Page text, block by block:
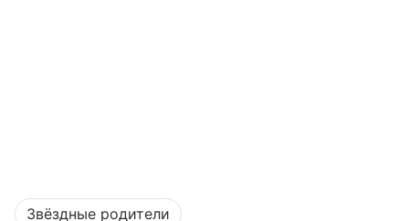
Звёздные родители